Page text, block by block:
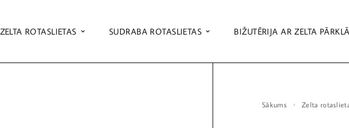
ZELTA ROTASLIETAS SUDRABA ROTASLIETAS BIŽUTĒRIJA AR ZELTA
Sākums Zelta